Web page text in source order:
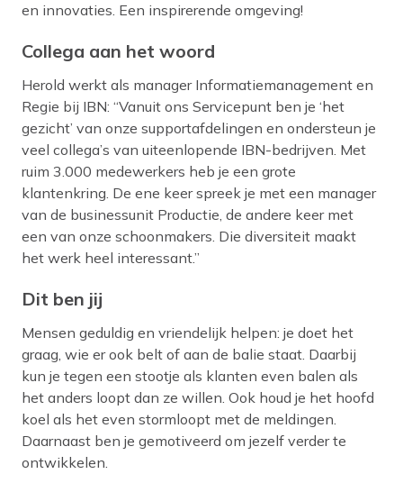
en innovaties. Een inspirerende omgeving!
Collega aan het woord
Herold werkt als manager Informatiemanagement en
Regie bij IBN: “Vanuit ons Servicepunt ben je ‘het
gezicht’ van onze supportafdelingen en ondersteun je
veel collega’s van uiteenlopende IBN-bedrijven. Met
ruim 3.000 medewerkers heb je een grote
klantenkring. De ene keer spreek je met een manager
van de businessunit Productie, de andere keer met
een van onze schoonmakers. Die diversiteit maakt
het werk heel interessant.”
Dit ben jij
Mensen geduldig en vriendelijk helpen: je doet het
graag, wie er ook belt of aan de balie staat. Daarbij
kun je tegen een stootje als klanten even balen als
het anders loopt dan ze willen. Ook houd je het hoofd
koel als het even stormloopt met de meldingen.
Daarnaast ben je gemotiveerd om jezelf verder te
ontwikkelen.